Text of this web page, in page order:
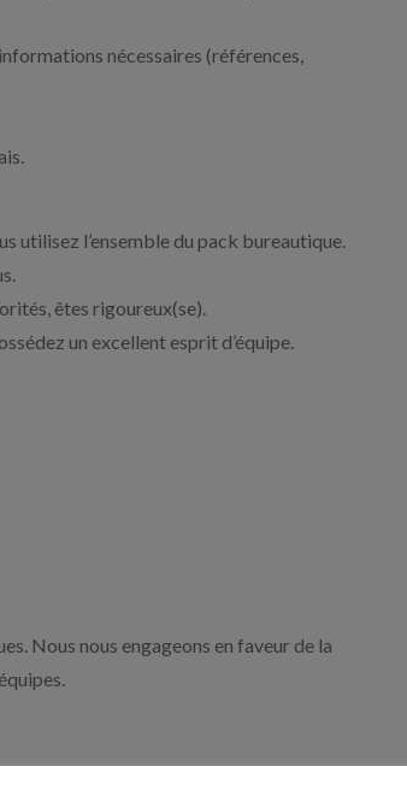
nécessaires (références,
utilisez l’ensemble du pack bureautique.
êtes rigoureux(se).
un excellent esprit d’équipe.
Nous nous engageons en faveur de la